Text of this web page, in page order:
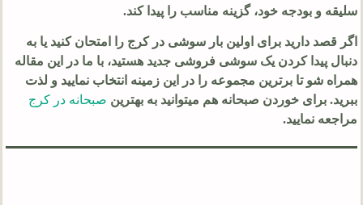
سلیقه و بودجه خود، گزینه مناسب را پیدا کند.
اگر قصد دارید برای اولین بار سوشی در کرج را امتحان کنید یا به
دنبال پیدا کردن یک سوشی فروشی جدید هستید، با ما در این مقاله
همراه شو تا برترین مجموعه را در این زمینه انتخاب نمایید و لذت
ببرید. برای خوردن صبحانه هم میتوانید به بهترین صبحانه در کرج
مراجعه نمایید.